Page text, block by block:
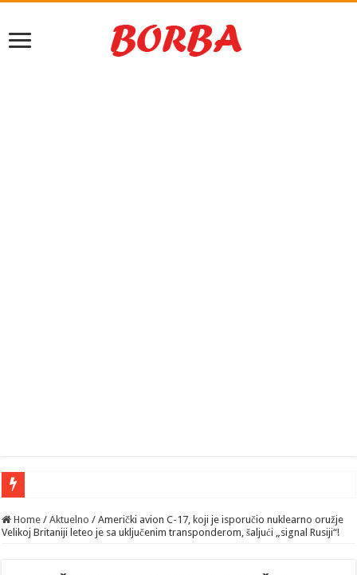
Home / Aktuelno / Američki avion C-17, koji je isporučio nuklearno oružje
Velikoj Britaniji leteo je sa uključenim transponderom, šaljući „signal Rusiji“!